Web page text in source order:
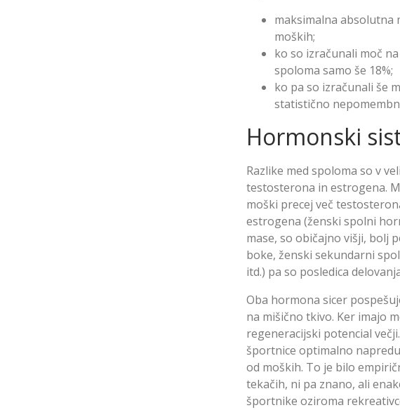
maksimalna absolutna
moških;
ko so izračunali moč
spoloma samo še 18%;
ko pa so izračunali še
statistično
Hormonski
Razlike med spoloma so v
testosterona in estrogena.
moški precej več
estrogena (ženski spolni
mase, so običajno višji, bolj
boke, ženski sekundarni
itd.) pa so posledica
Oba hormona sicer
na mišično tkivo. Ker imajo
regeneracijski potencial
športnice optimalno
od moških. To je bilo
tekačih, ni pa znano, ali
športnike oziroma